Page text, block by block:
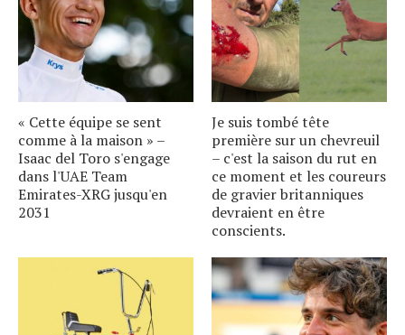
« Cette équipe se sent
comme à la maison » –
Isaac del Toro s'engage
dans l'UAE Team
Emirates-XRG jusqu'en
2031
Je suis tombé tête
première sur un chevreuil
– c'est la saison du rut en
ce moment et les coureurs
de gravier britanniques
devraient en être
conscients.